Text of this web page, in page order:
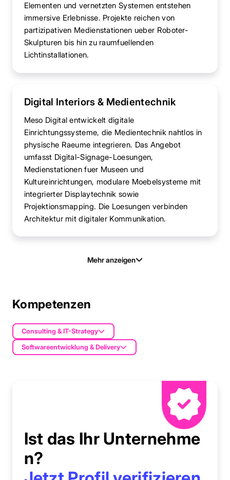
Elementen und vernetzten Systemen entstehen
immersive Erlebnisse. Projekte reichen von
partizipativen Medienstationen ueber Roboter-
Skulpturen bis hin zu raumfuellenden
Lichtinstallationen.
Digital Interiors & Medientechnik
Meso Digital entwickelt digitale
Einrichtungssysteme, die Medientechnik nahtlos in
physische Raeume integrieren. Das Angebot
umfasst Digital-Signage-Loesungen,
Medienstationen fuer Museen und
Kultureinrichtungen, modulare Moebelsysteme mit
integrierter Displaytechnik sowie
Projektionsmapping. Die Loesungen verbinden
Architektur mit digitaler Kommunikation.
Mehr anzeigen
Kompetenzen
Consulting & IT-Strategy
Softwareentwicklung & Delivery
Ist das Ihr Unternehme
n?